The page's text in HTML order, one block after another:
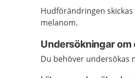
Hudförändringen
melanom.
Undersökningar om
Du behöver undersökas